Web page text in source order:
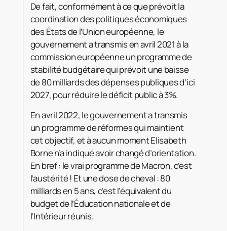
De fait, conformément à ce que prévoit la
coordination des politiques économiques
des États de l’Union européenne, le
gouvernement a transmis en avril 2021 à la
commission européenne un programme de
stabilité budgétaire qui prévoit une baisse
de 80 milliards des dépenses publiques d’ici
2027, pour réduire le déficit public à 3%.
En avril 2022, le gouvernement a transmis
un programme de réformes qui maintient
cet objectif, et à aucun moment Elisabeth
Borne n’a indiqué avoir changé d’orientation.
En bref : le vrai programme de Macron, c’est
l’austérité ! Et une dose de cheval : 80
milliards en 5 ans, c’est l’équivalent du
budget de l’Éducation nationale et de
l’Intérieur réunis.